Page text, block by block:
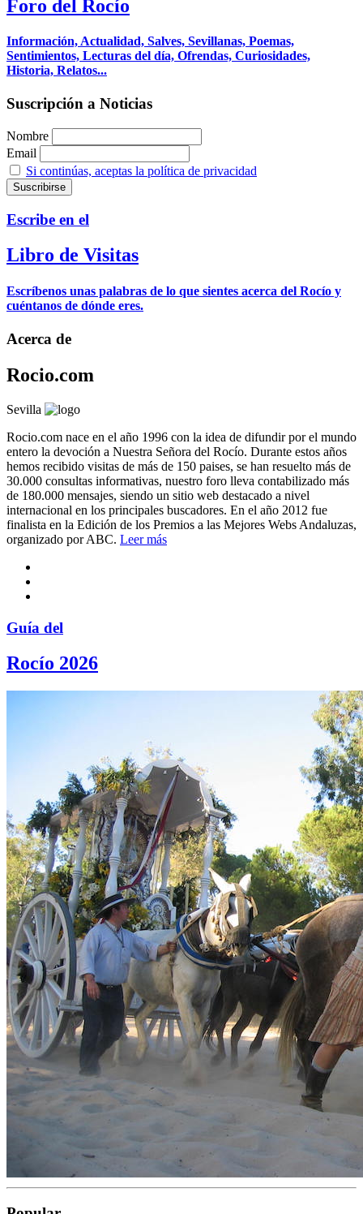
Foro del Rocío
Información, Actualidad, Salves, Sevillanas, Poemas,
Sentimientos, Lecturas del día, Ofrendas, Curiosidades,
Historia, Relatos...
Suscripción a Noticias
Nombre
Email
Si continúas, aceptas la política de privacidad
Escribe en el
Libro de Visitas
Escríbenos unas palabras de lo que sientes acerca del Rocío y
cuéntanos de dónde eres.
Acerca de
Rocio.com
Sevilla
Rocio.com nace en el año 1996 con la idea de difundir por el mundo
entero la devoción a Nuestra Señora del Rocío. Durante estos años
hemos recibido visitas de más de 150 paises, se han resuelto más de
30.000 consultas informativas, nuestro foro lleva contabilizado más
de 180.000 mensajes, siendo un sitio web destacado a nivel
internacional en los principales buscadores. En el año 2012 fue
finalista en la Edición de los Premios a las Mejores Webs Andaluzas,
organizado por ABC. Leer más
Guía del
Rocío 2026